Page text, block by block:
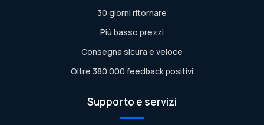
30 giorni ritornare
Più basso prezzi
Consegna sicura e veloce
Oltre 380.000 feedback positivi
Supporto e servizi